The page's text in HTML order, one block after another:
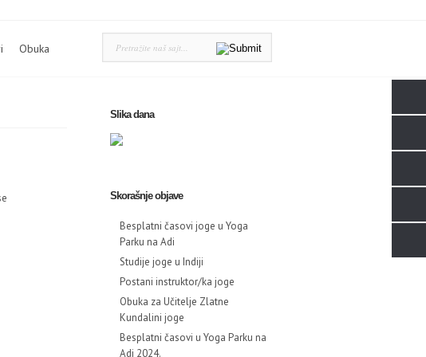
Obuka
Slika dana
Skorašnje objave
Besplatni časovi joge u Yoga
Parku na Adi
Studije joge u Indiji
Postani instruktor/ka joge
Obuka za Učitelje Zlatne
Kundalini joge
Besplatni časovi u Yoga Parku na
Adi 2024.